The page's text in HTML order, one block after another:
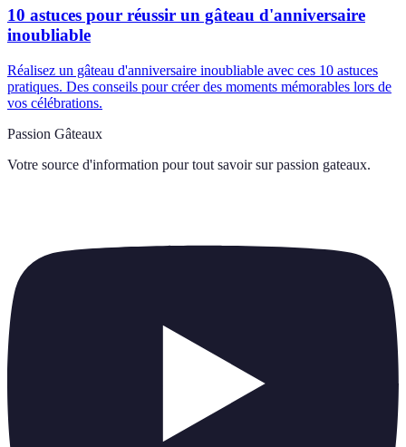
10 astuces pour réussir un gâteau d'anniversaire
inoubliable
Réalisez un gâteau d'anniversaire inoubliable avec ces 10 astuces
pratiques. Des conseils pour créer des moments mémorables lors de
vos célébrations.
Passion Gâteaux
Votre source d'information pour tout savoir sur passion gateaux.